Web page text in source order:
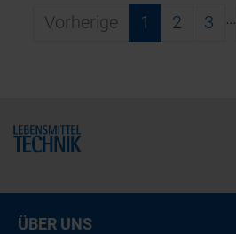
Vorherige 1 2 3 …
Home
ÜBER UNS